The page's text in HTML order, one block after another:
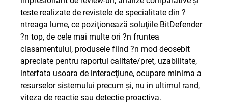
teste realizate de revistele de specialitate din ?
ntreaga lume, ce poziţionează soluţiile BitDefender
?n top, de cele mai multe ori ?n fruntea
clasamentului, produsele fiind ?n mod deosebit
apreciate pentru raportul calitate/preţ, uzabilitate,
interfata usoara de interacţiune, ocupare minima a
resurselor sistemului precum şi, nu in ultimul rand,
viteza de reactie sau detectie proactiva.